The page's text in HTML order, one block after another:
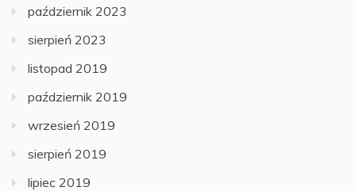
październik 2023
sierpień 2023
listopad 2019
październik 2019
wrzesień 2019
sierpień 2019
lipiec 2019